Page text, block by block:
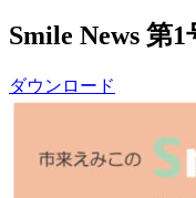
Smile News 第1
ダウンロード